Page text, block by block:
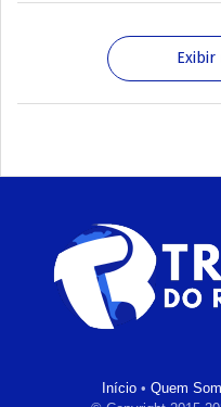
Exibir
Início• Quem